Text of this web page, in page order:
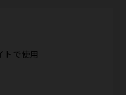
トで使用